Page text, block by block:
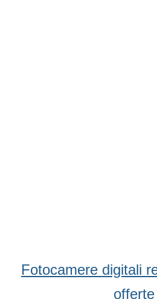
Fotocamere digitali
offerte